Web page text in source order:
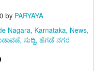
by PARYAYA
Nagara Karnataka News
ಸುದ್ದಿ ಹೆಗಡೆ ನಗರ